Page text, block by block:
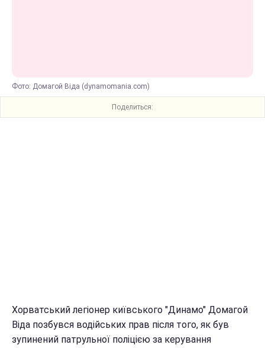
Фото: Домагой Віда (dynamomania.com)
Поделиться:
Хорватський легіонер київського "Динамо" Домагой
Віда позбувся водійських прав після того, як був
зупинений патрульної поліцією за керування